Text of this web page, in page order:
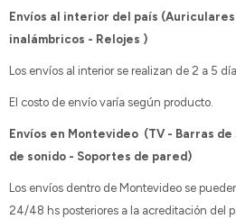
Envíos al interior del país
inalámbricos - Relojes )
Los envíos al interior se realizan de 2 a 5
El costo de envío varía según producto.
Envíos en Montevideo (TV - Barras
de sonido - Soportes de pared)
Los envíos dentro de Montevideo se
24/48 hs posteriores a la acreditación del